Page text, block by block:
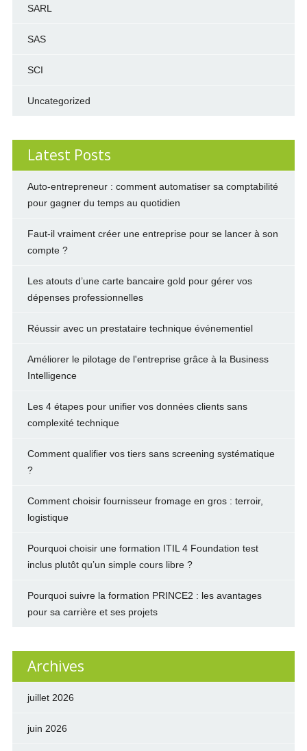
SARL
SAS
SCI
Uncategorized
Latest Posts
Auto-entrepreneur : comment automatiser sa comptabilité
pour gagner du temps au quotidien
Faut-il vraiment créer une entreprise pour se lancer à son
compte ?
Les atouts d’une carte bancaire gold pour gérer vos
dépenses professionnelles
Réussir avec un prestataire technique événementiel
Améliorer le pilotage de l'entreprise grâce à la Business
Intelligence
Les 4 étapes pour unifier vos données clients sans
complexité technique
Comment qualifier vos tiers sans screening systématique
?
Comment choisir fournisseur fromage en gros : terroir,
logistique
Pourquoi choisir une formation ITIL 4 Foundation test
inclus plutôt qu’un simple cours libre ?
Pourquoi suivre la formation PRINCE2 : les avantages
pour sa carrière et ses projets
Archives
juillet 2026
juin 2026